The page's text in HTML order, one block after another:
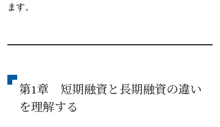
ます。
第1章 短期融資と長期融資の違い
を理解する